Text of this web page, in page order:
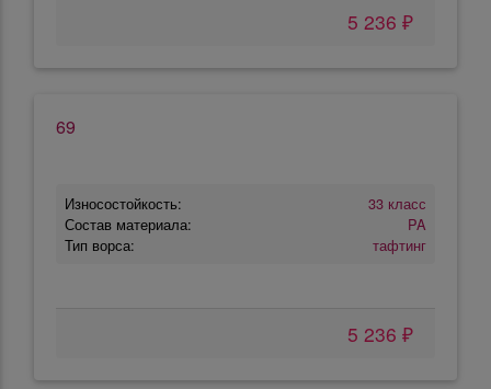
5 236 ₽
69
Износостойкость:
33 класс
Состав материала:
PA
Тип ворса:
тафтинг
5 236 ₽